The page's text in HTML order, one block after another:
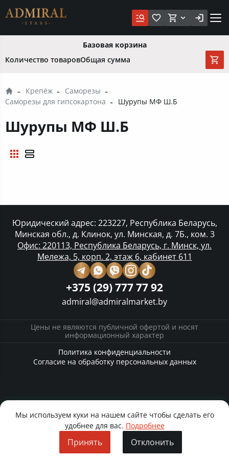
Базовая корзина
Количество товаровОбщая сумма
Крепёж
Саморезы
Саморезы для гипсокартона
Шурупы МФ Ш.Б
Шурупы МФ Ш.Б
Юридический адрес: 223227, Республика Беларусь,
Минская обл., д. Клинок, ул. Минская, д. 7Б., ком. 3
Офис: 220113, Республика Беларусь, г. Минск, ул.
Мележа, 5, корп. 2, этаж 6, кабинет 611
+375 (29) 777 77 92
admiral@admiralmarket.by
Цены не являются публичной офертой и носят
информационный характер
Политика конфиденциальности
Согласие на обработку персональных данных
Мы используем куки на нашем сайте чтобы сделать его
удобнее для вас. Подробнее
Принять Отклонить